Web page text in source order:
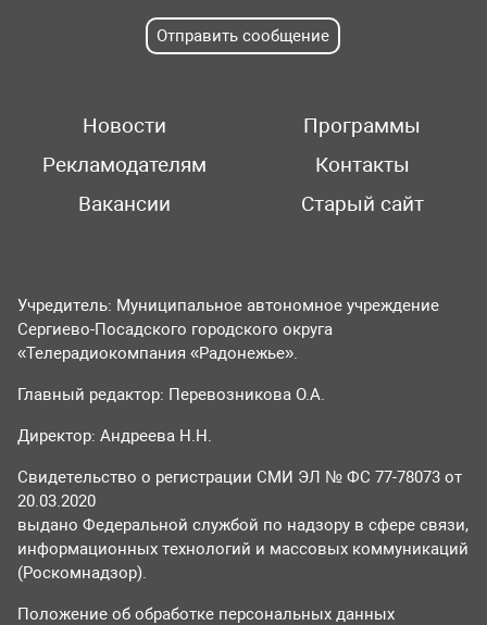
Отправить сообщение
Новости
Программы
Рекламодателям
Контакты
Вакансии
Старый сайт
Учредитель: Муниципальное автономное учреждение
Сергиево-Посадского городского округа
«Телерадиокомпания «Радонежье».
Главный редактор: Перевозникова О.А.
Директор: Андреева Н.Н.
Свидетельство о регистрации СМИ ЭЛ № ФС 77-78073 от
20.03.2020
выдано Федеральной службой по надзору в сфере связи,
информационных технологий и массовых коммуникаций
(Роскомнадзор).
Положение об обработке персональных данных